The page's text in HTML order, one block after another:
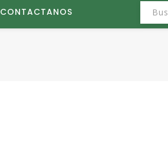
CONTACTANOS Buscar: